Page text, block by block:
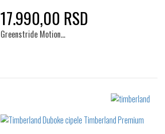
17.990,00 RSD
Greenstride Motion…